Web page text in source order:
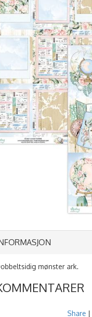
mønster ark.
Share |